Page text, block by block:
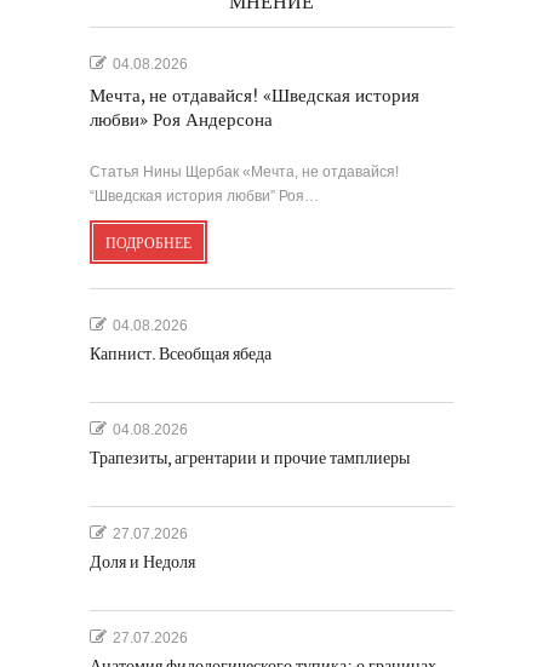
04.08.2026
Мечта, не отдавайся! «Шведская история
любви» Роя Андерсона
Статья Нины Щербак «Мечта, не отдавайся!
“Шведская история любви” Роя…
ПОДРОБНЕЕ
04.08.2026
Капнист. Всеобщая ябеда
04.08.2026
Трапезиты, агрентарии и прочие тамплиеры
27.07.2026
Доля и Недоля
27.07.2026